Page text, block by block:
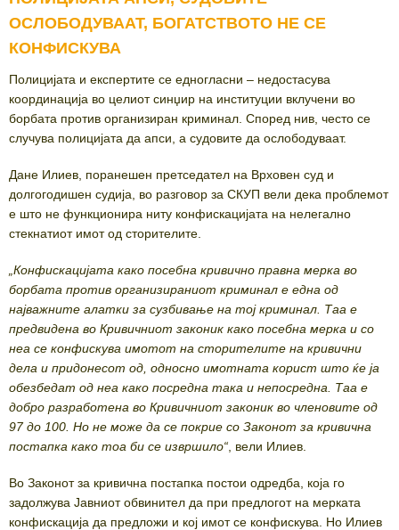
ОСЛОБОДУВААТ, БОГАТСТВОТО НЕ СЕ
КОНФИСКУВА
Полицијата и експертите се едногласни – недостасува
координација во целиот синџир на институции вклучени во
борбата против организиран криминал. Според нив, често се
случува полицијата да апси, а судовите да ослободуваат.
Дане Илиев, поранешен претседател на Врховен суд и
долгогодишен судија, во разговор за СКУП вели дека проблемот
е што не функционира ниту конфискацијата на нелегално
стекнатиот имот од сторителите.
„Конфискацијата како посебна кривично правна мерка во
борбата против организираниот криминал е една од
најважните алатки за сузбивање на тој криминал. Таа е
предвидена во Кривичниот законик како посебна мерка и со
неа се конфискува имотот на сторителите на кривични
дела и придонесот од, односно имотната корист што ќе ја
обезбедат од неа како посредна така и непосредна. Таа е
добро разработена во Кривичниот законик во членовите од
97 до 100. Но не може да се покрие со Законот за кривична
постапка како тоа би се извршило“ , вели Илиев.
Во Законот за кривична постапка постои одредба, која го
задолжува Јавниот обвинител да при предлогот на мерката
конфискација да предложи и кој имот се конфискува. Но Илиев